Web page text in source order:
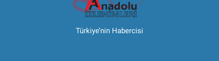
Türkiye’nin Habercisi